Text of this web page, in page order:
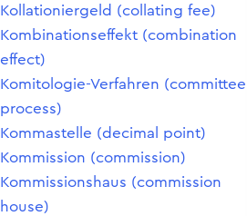
Kollationiergeld (collating fee)
Kombinationseffekt (combination
effect)
Komitologie-Verfahren (committee
process)
Kommastelle (decimal point)
Kommission (commission)
Kommissionshaus (commission
house)